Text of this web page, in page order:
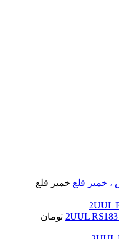
، خمیر قلع خمیر قلع
تومان